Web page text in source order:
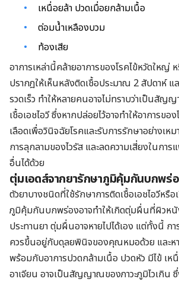
เหนื่อยล้า ปวดเมื่อยกล้ามเนื้อ
ต่อมน้ำเหลืองบวม
ท้องเสีย
อาการเหล่านี้คล้ายอาการของโรคไข้หวัดใหญ่
ปรากฎให้เห็นหลังติดเชื้อประมาณ 2 สัปดาห์ แล
รวดเร็ว ทำให้หลายคนอาจไม่ทราบว่าเป็นสัญ
เชื้อเอชไอวี ซึ่งหากปล่อยไว้อาจทำให้อาการขอ
เลือดเพื่อวินิจฉัยโรคและรับการรักษาอย่างเห
การลุกลามของไวรัส และลดความเสี่ยงในการ
อื่นได้ด้วย
ตุ่มเอดส์จากยารักษาภูมิคุ้มกันบกพร่
ตัวยาบางชนิดที่ใช้รักษาการติดเชื้อเอชไอวีหรื
ภูมิคุ้มกันบกพร่องอาจทำให้เกิดตุ่มผื่นที่ผิวหนั
ประทานยา ตุ่มผื่นอาจหายไปได้เอง แต่ทั้งนี้ ก
ควรขึ้นอยู่กับดุลยพินิจของคุณหมอด้วย และ
พร้อมกับอาการปวดกล้ามเนื้อ ปวดหัว มีไข้ เห
อาเจียน อาจเป็นสัญญาณของภาวะภูมิไวเกิน